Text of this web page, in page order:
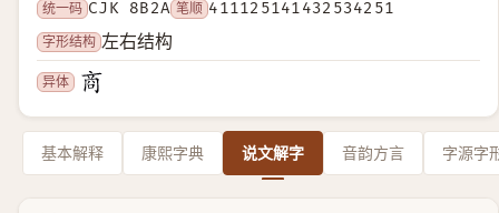
统一码 CJK 8B2A 笔顺 411125141432534251
字形结构 左右结构
异体
基本解释 康熙字典 说文解字 音韵方言 字源字